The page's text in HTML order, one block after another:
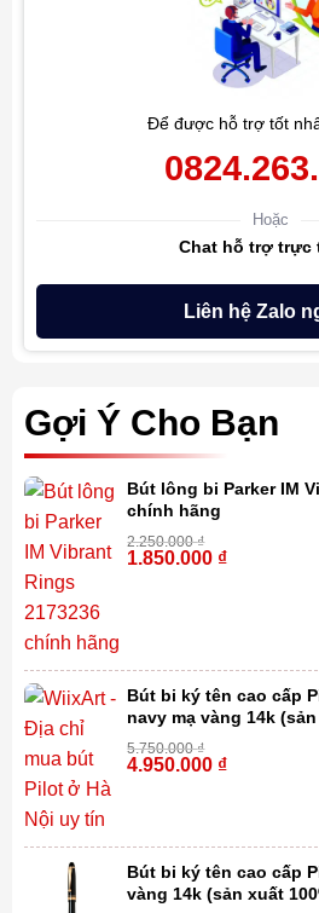
Để được hỗ trợ tốt
Hoặc
Chat hỗ trợ trực
Liên hệ Zalo
Gợi Ý Cho Bạn
Bút lông bi Parker IM
chính hãng
2.250.000₫
1.850.000 ₫
Bút bi ký tên cao cấp
navy mạ vàng 14k
Bản)
5.750.000₫
4.950.000 ₫
Bút bi ký tên cao cấp
vàng 14k (sản xuất